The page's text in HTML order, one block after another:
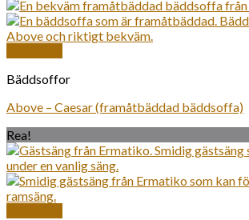
Bäddsoffor
Above – Caesar (framåtbäddad bäddsoffa)
Rea!